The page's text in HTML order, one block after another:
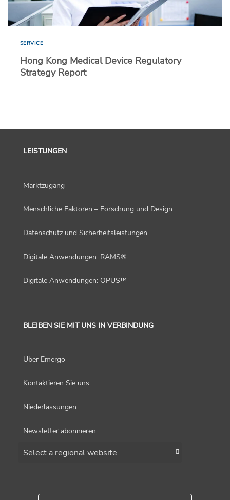
SERVICE
Hong Kong Medical Device Regulatory
Strategy Report
LEISTUNGEN
Marktzugang
Menschliche Faktoren – Forschung und Design
Datenschutz und Sicherheitsleistungen
Digitale Anwendungen: RAMS®
Digitale Anwendungen: OPUS™
BLEIBEN SIE MIT UNS IN VERBINDUNG
Über Emergo
Kontaktieren Sie uns
Niederlassungen
Newsletter abonnieren